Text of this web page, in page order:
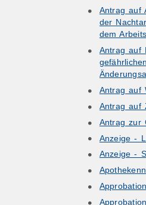
Antrag auf
der
dem
Antrag auf
Antrag auf
Antrag auf
Antrag zur
Anzeige -
Anzeige -